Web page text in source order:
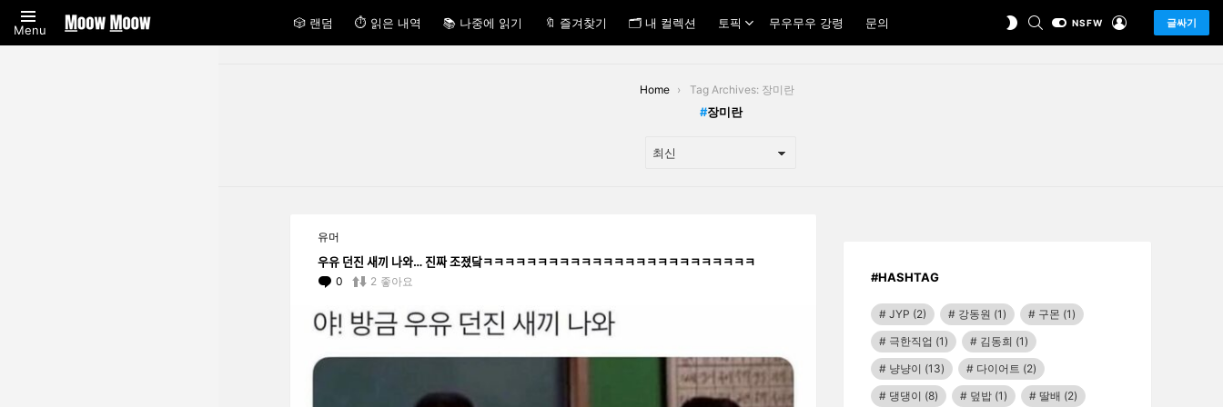
Menu 🎲 랜덤 ⏱ 읽은 내역 📚 나중에 읽기 🔖 즐겨찾기 🗂 내 컬렉션 토픽 무우무우 강령 문의
SWITCHSEARCHNSFW 글싸기
Home Tag Archives: 장미란
장미란
STORIES
유머
우유 던진 새끼 나와… 진짜 조졌닼ㅋㅋㅋㅋㅋㅋㅋㅋㅋㅋㅋㅋㅋㅋㅋㅋㅋㅋㅋㅋㅋㅋㅋㅋㅋ
0 Comments
2 좋아요 #HASHTAG
JYP (2) 강동원 (1) 구몬 (1)
극한직업 (1) 김동희 (1)
냥냥이 (13) 다이어트 (2)
댕댕이 (8) 덮밥 (1) 딸배 (2)